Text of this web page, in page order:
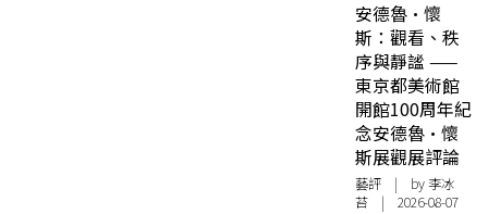
安德魯·懷
斯：觀看、秩
序與靜謐 ——
東京都美術館
開館100周年紀
念安德魯·懷
斯展觀展評論
藝評 | by 李冰
苔 | 2026-08-07